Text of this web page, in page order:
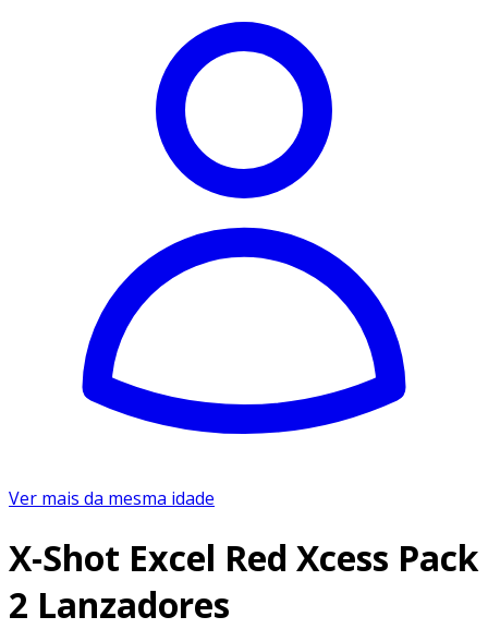
Ver mais da mesma idade
X-Shot Excel Red Xcess Pack
2 Lanzadores